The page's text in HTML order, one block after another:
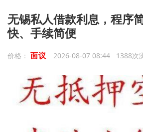
无锡私人借款利息，程序
快、手续简便
价格： 面议 2026-08-07 08:44 1388次